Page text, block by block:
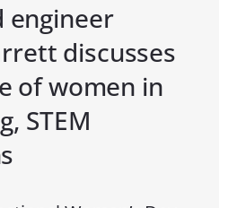
engineer
discusses
of women in
STEM